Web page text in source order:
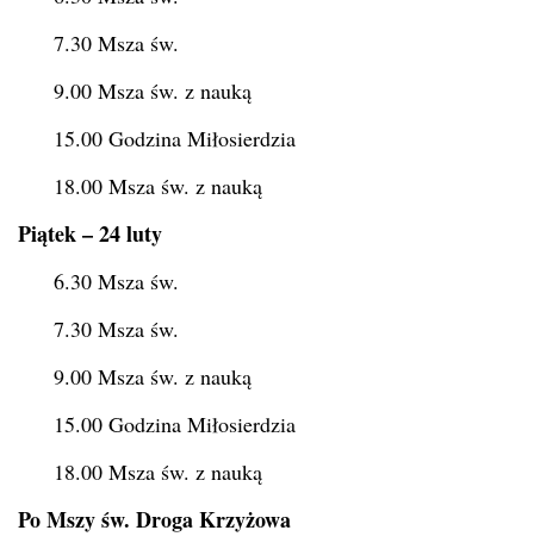
7.30 Msza św.
9.00 Msza św. z nauką
15.00 Godzina Miłosierdzia
18.00 Msza św. z nauką
Piątek – 24 luty
6.30 Msza św.
7.30 Msza św.
9.00 Msza św. z nauką
15.00 Godzina Miłosierdzia
18.00 Msza św. z nauką
Po Mszy św. Droga Krzyżowa